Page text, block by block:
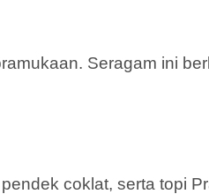
Seragam ini
coklat, serta topi